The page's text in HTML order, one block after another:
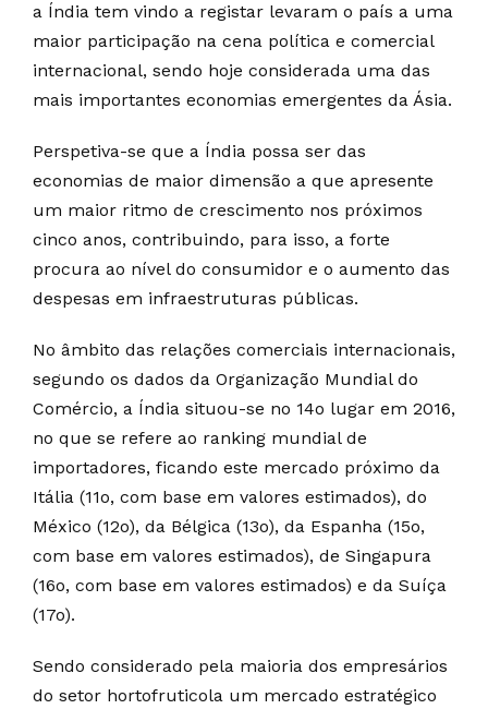
a Índia tem vindo a registar levaram o país a uma
maior participação na cena política e comercial
internacional, sendo hoje considerada uma das
mais importantes economias emergentes da Ásia.
Perspetiva-se que a Índia possa ser das
economias de maior dimensão a que apresente
um maior ritmo de crescimento nos próximos
cinco anos, contribuindo, para isso, a forte
procura ao nível do consumidor e o aumento das
despesas em infraestruturas públicas.
No âmbito das relações comerciais internacionais,
segundo os dados da Organização Mundial do
Comércio, a Índia situou-se no 14o lugar em 2016,
no que se refere ao ranking mundial de
importadores, ficando este mercado próximo da
Itália (11o, com base em valores estimados), do
México (12o), da Bélgica (13o), da Espanha (15o,
com base em valores estimados), de Singapura
(16o, com base em valores estimados) e da Suíça
(17o).
Sendo considerado pela maioria dos empresários
do setor hortofruticola um mercado estratégico